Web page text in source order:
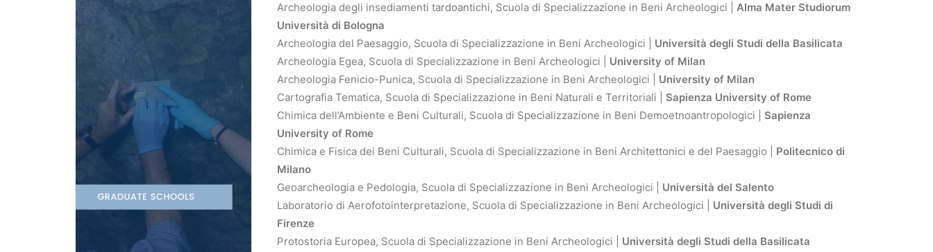
Archeologia degli insediamenti tardoantichi, Scuola di Specializzazione in Beni Archeologici | Alma Mater Studiorum
Università di Bologna
Archeologia del Paesaggio, Scuola di Specializzazione in Beni Archeologici | Università degli Studi della Basilicata
Archeologia Egea, Scuola di Specializzazione in Beni Archeologici | University of Milan
Archeologia Fenicio-Punica, Scuola di Specializzazione in Beni Archeologici | University of Milan
Cartografia Tematica, Scuola di Specializzazione in Beni Naturali e Territoriali | Sapienza University of Rome
Chimica dell’Ambiente e Beni Culturali, Scuola di Specializzazione in Beni Demoetnoantropologici | Sapienza
University of Rome
Chimica e Fisica dei Beni Culturali, Scuola di Specializzazione in Beni Architettonici e del Paesaggio | Politecnico di
Milano
Geoarcheologia e Pedologia, Scuola di Specializzazione in Beni Archeologici | Università del Salento
Laboratorio di Aerofotointerpretazione, Scuola di Specializzazione in Beni Archeologici | Università degli Studi di
Firenze
Protostoria Europea, Scuola di Specializzazione in Beni Archeologici | Università degli Studi della Basilicata